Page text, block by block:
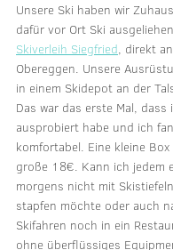
Unsere Ski haben wir
dafür vor Ort Ski
Skiverleih Siegfried, direkt
Obereggen. Unsere
in einem Skidepot an der
Das war das erste Mal, dass
ausprobiert habe und ich
komfortabel. Eine kleine
große 18€. Kann ich jedem
morgens nicht mit
stapfen möchte oder auch
Skifahren noch in ein
ohne überflüssiges